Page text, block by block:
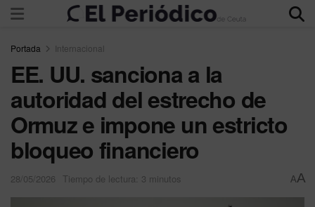
Portada Internacional
EE. UU. sanciona a la
autoridad del estrecho de
Ormuz e impone un estricto
bloqueo financiero
28/05/2026 Tiempo de lectura: 3 minutos AA